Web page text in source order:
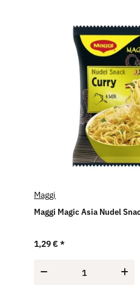
Maggi
Maggi Magic Asia Nudel
1,29 €*